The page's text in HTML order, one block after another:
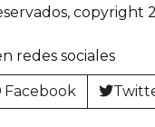
copyright
redes sociales
Facebook